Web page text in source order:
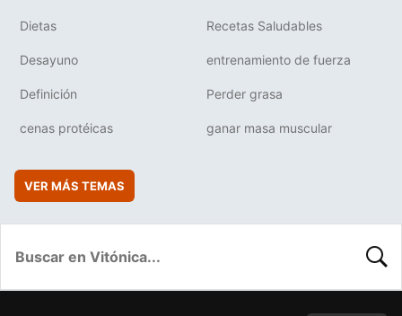
Dietas Recetas Saludables
Desayuno entrenamiento de fuerza
Definición Perder grasa
cenas protéicas ganar masa muscular
VER MÁS TEMAS